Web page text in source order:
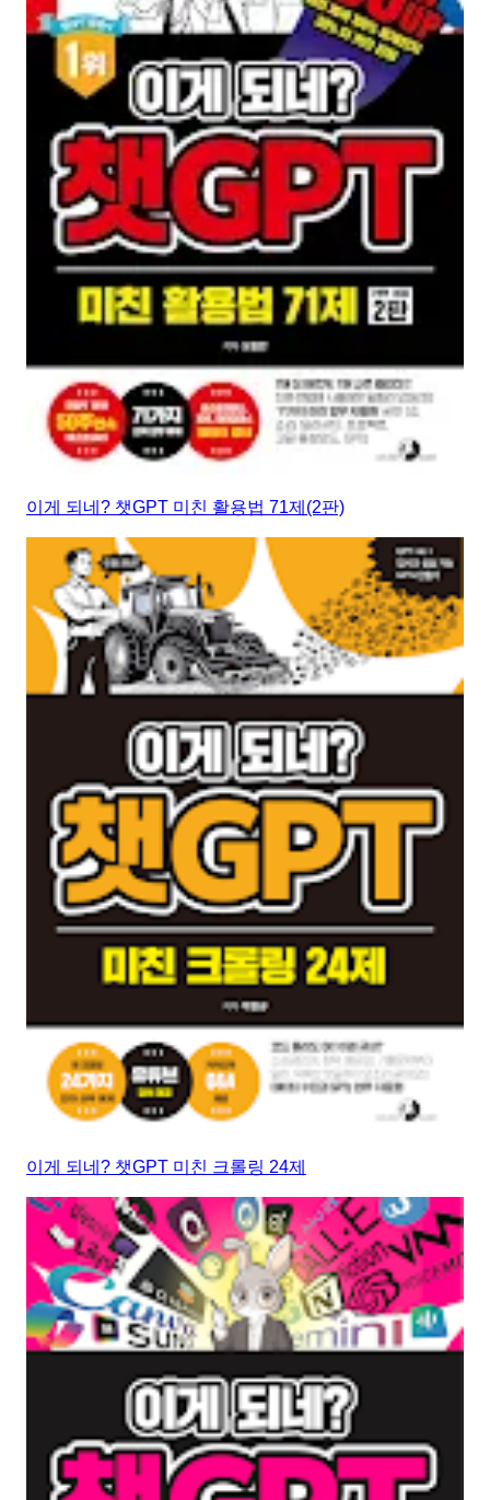
이게 되네? 챗GPT 미친 활용법 71제(2판)
이게 되네? 챗GPT 미친 크롤링 24제